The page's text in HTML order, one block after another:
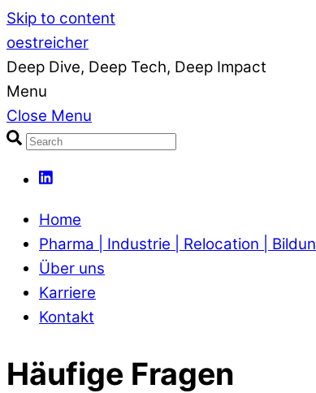
Skip to content
oestreicher
Deep Dive, Deep Tech, Deep Impact
Menu
Close Menu
Home
Pharma | Industrie | Relocation |
Über uns
Karriere
Kontakt
Häufige Fragen